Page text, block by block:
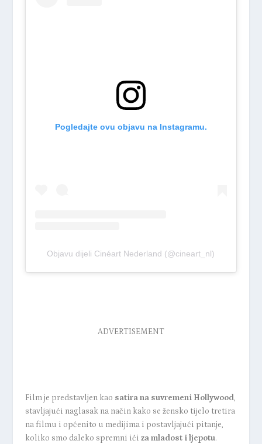
Pogledajte ovu objavu na Instagramu.
Objavu dijeli Cinéart Nederland (@cineart_nl)
ADVERTISEMENT
Film je predstavljen kao satira na suvremeni Hollywood,
stavljajući naglasak na način kako se žensko tijelo tretira
na filmu i općenito u medijima i postavljajući pitanje,
koliko smo daleko spremni ići za mladost i ljepotu.